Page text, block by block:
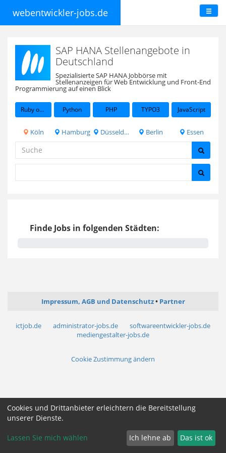
webentwickler-jobs.de
SAP HANA Stellenangebote in
Deutschland
Spezialisierte SAP HANA Jobbörse mit
Stellenanzeigen für Web Entwicklung und Front-End
Programmierung auf einen Blick
Ruby on Rails Python PHP TYPO3 JavaScript
Köln Hamburg Düsseldorf Berlin Essen
Finde Jobs in folgenden Städten:
Impressum, AGB und Datenschutz Partner
ictjob.de administrator-jobs.de
softwareentwickler-jobs.de
mediengestalter-jobs.de
Cookie Zustimmung ändern
Cookies und Drittanbieter erleichtern die Bereitstellung
unserer Dienste.
Lassen Sie mich wählen Ich lehne ab Das ist ok